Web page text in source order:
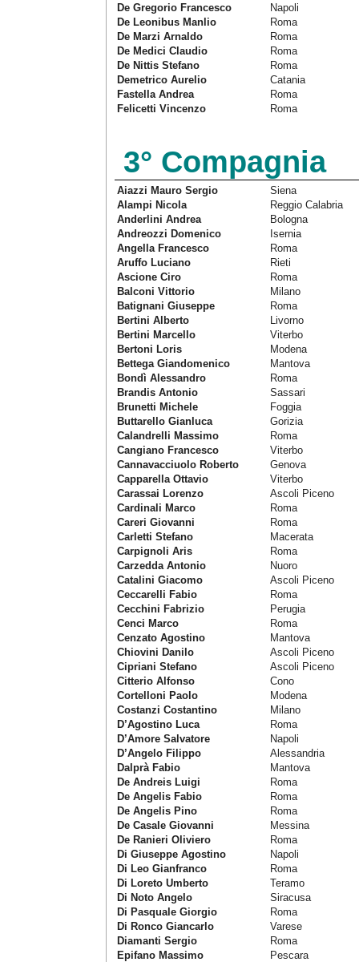
De Gregorio Francesco
Napoli
De Leonibus Manlio
Roma
De Marzi Arnaldo
Roma
De Medici Claudio
Roma
De Nittis Stefano
Roma
Demetrico Aurelio
Catania
Fastella Andrea
Roma
Felicetti Vincenzo
Roma
3° Compagnia
Aiazzi Mauro Sergio
Siena
Alampi Nicola
Reggio Calabria
Anderlini Andrea
Bologna
Andreozzi Domenico
Isernia
Angella Francesco
Roma
Aruffo Luciano
Rieti
Ascione Ciro
Roma
Balconi Vittorio
Milano
Batignani Giuseppe
Roma
Bertini Alberto
Livorno
Bertini Marcello
Viterbo
Bertoni Loris
Modena
Bettega Giandomenico
Mantova
Bondì Alessandro
Roma
Brandis Antonio
Sassari
Brunetti Michele
Foggia
Buttarello Gianluca
Gorizia
Calandrelli Massimo
Roma
Cangiano Francesco
Viterbo
Cannavacciuolo Roberto
Genova
Capparella Ottavio
Viterbo
Carassai Lorenzo
Ascoli Piceno
Cardinali Marco
Roma
Careri Giovanni
Roma
Carletti Stefano
Macerata
Carpignoli Aris
Roma
Carzedda Antonio
Nuoro
Catalini Giacomo
Ascoli Piceno
Ceccarelli Fabio
Roma
Cecchini Fabrizio
Perugia
Cenci Marco
Roma
Cenzato Agostino
Mantova
Chiovini Danilo
Ascoli Piceno
Cipriani Stefano
Ascoli Piceno
Citterio Alfonso
Cono
Cortelloni Paolo
Modena
Costanzi Costantino
Milano
D’Agostino Luca
Roma
D’Amore Salvatore
Napoli
D’Angelo Filippo
Alessandria
Dalprà Fabio
Mantova
De Andreis Luigi
Roma
De Angelis Fabio
Roma
De Angelis Pino
Roma
De Casale Giovanni
Messina
De Ranieri Oliviero
Roma
Di Giuseppe Agostino
Napoli
Di Leo Gianfranco
Roma
Di Loreto Umberto
Teramo
Di Noto Angelo
Siracusa
Di Pasquale Giorgio
Roma
Di Ronco Giancarlo
Varese
Diamanti Sergio
Roma
Epifano Massimo
Pescara